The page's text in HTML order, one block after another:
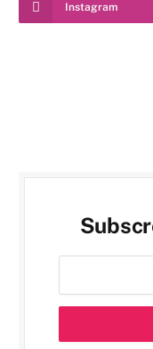
Instagram